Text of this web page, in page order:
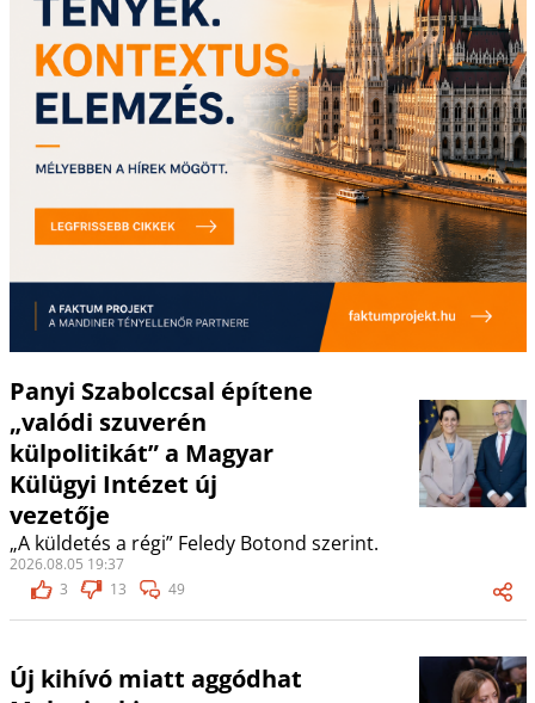
Panyi Szabolccsal építene
„valódi szuverén
külpolitikát” a Magyar
Külügyi Intézet új
vezetője
„A küldetés a régi” Feledy Botond szerint.
2026.08.05 19:37
3
13 49
Új kihívó miatt aggódhat